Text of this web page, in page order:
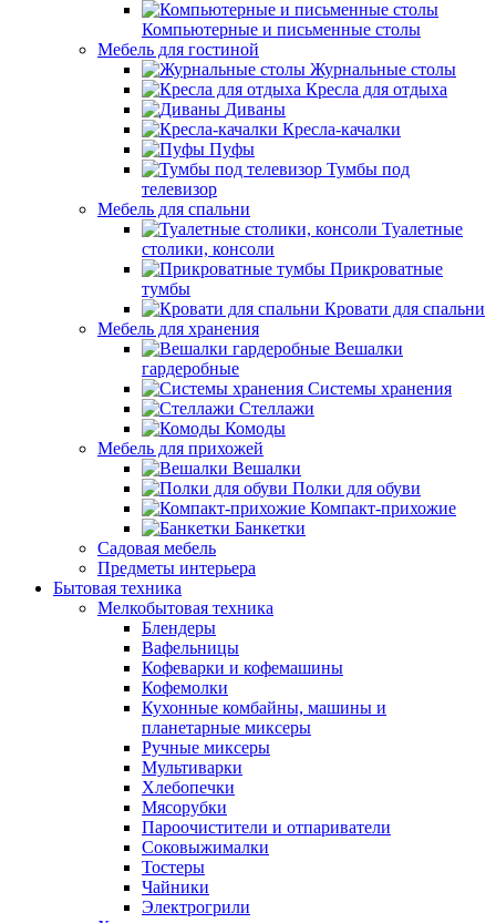
Компьютерные и письменные столы
Мебель для гостиной
Журнальные столы
Кресла для отдыха
Диваны
Кресла-качалки
Пуфы
Тумбы под
телевизор
Мебель для спальни
Туалетные
столики, консоли
Прикроватные
тумбы
Кровати для спальни
Мебель для хранения
Вешалки
гардеробные
Системы хранения
Стеллажи
Комоды
Мебель для прихожей
Вешалки
Полки для обуви
Компакт-прихожие
Банкетки
Садовая мебель
Предметы интерьера
Бытовая техника
Мелкобытовая техника
Блендеры
Вафельницы
Кофеварки и кофемашины
Кофемолки
Кухонные комбайны, машины и
планетарные миксеры
Ручные миксеры
Мультиварки
Хлебопечки
Мясорубки
Пароочистители и отпариватели
Соковыжималки
Тостеры
Чайники
Электрогрили